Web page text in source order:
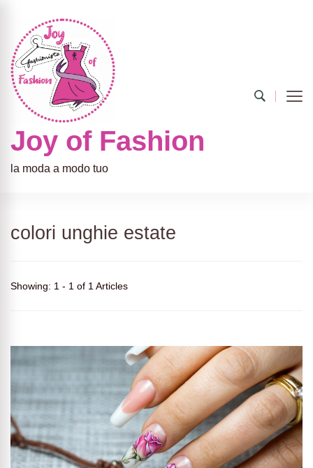
Joy of Fashion
la moda a modo tuo
colori unghie estate
Showing: 1 - 1 of 1 Articles